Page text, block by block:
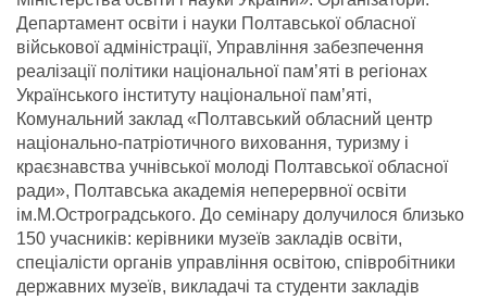
Департамент освіти і науки Полтавської обласної
військової адміністрації, Управління забезпечення
реалізації політики національної пам’яті в регіонах
Українського інституту національної пам’яті,
Комунальний заклад «Полтавський обласний центр
національно-патріотичного виховання, туризму і
краєзнавства учнівської молоді Полтавської обласної
ради», Полтавська академія неперервної освіти
ім.М.Остроградського. До семінару долучилося близько
150 учасників: керівники музеїв закладів освіти,
спеціалісти органів управління освітою, співробітники
державних музеїв, викладачі та студенти закладів